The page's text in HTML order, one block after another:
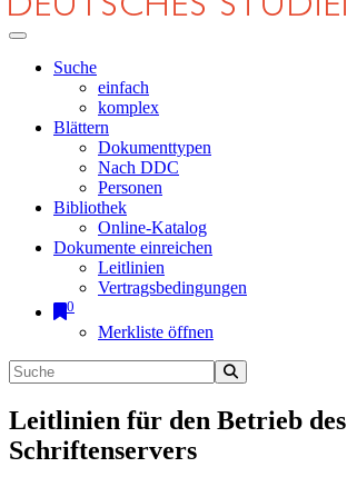
Suche
einfach
komplex
Blättern
Dokumenttypen
Nach DDC
Personen
Bibliothek
Online-Katalog
Dokumente einreichen
Leitlinien
Vertragsbedingungen
0
Merkliste öffnen
Leitlinien für den Betrieb des
Schriftenservers